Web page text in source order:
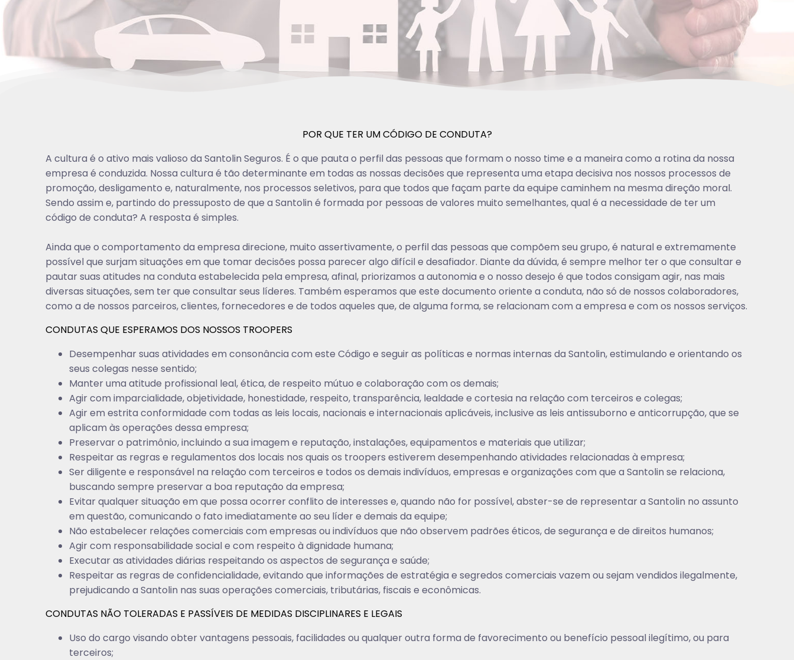
POR QUE TER UM CÓDIGO DE CONDUTA?
A cultura é o ativo mais valioso da Santolin Seguros. É o que pauta o perfil das pessoas que formam o nosso time e a maneira como a rotina da nossa
empresa é conduzida. Nossa cultura é tão determinante em todas as nossas decisões que representa uma etapa decisiva nos nossos processos de
promoção, desligamento e, naturalmente, nos processos seletivos, para que todos que façam parte da equipe caminhem na mesma direção moral.
Sendo assim e, partindo do pressuposto de que a Santolin é formada por pessoas de valores muito semelhantes, qual é a necessidade de ter um
código de conduta? A resposta é simples.
Ainda que o comportamento da empresa direcione, muito assertivamente, o perfil das pessoas que compõem seu grupo, é natural e extremamente
possível que surjam situações em que tomar decisões possa parecer algo difícil e desafiador. Diante da dúvida, é sempre melhor ter o que consultar e
pautar suas atitudes na conduta estabelecida pela empresa, afinal, priorizamos a autonomia e o nosso desejo é que todos consigam agir, nas mais
diversas situações, sem ter que consultar seus líderes. Também esperamos que este documento oriente a conduta, não só de nossos colaboradores,
como a de nossos parceiros, clientes, fornecedores e de todos aqueles que, de alguma forma, se relacionam com a empresa e com os nossos serviços.
CONDUTAS QUE ESPERAMOS DOS NOSSOS TROOPERS
Desempenhar suas atividades em consonância com este Código e seguir as políticas e normas internas da Santolin, estimulando e orientando os
seus colegas nesse sentido;
Manter uma atitude profissional leal, ética, de respeito mútuo e colaboração com os demais;
Agir com imparcialidade, objetividade, honestidade, respeito, transparência, lealdade e cortesia na relação com terceiros e colegas;
Agir em estrita conformidade com todas as leis locais, nacionais e internacionais aplicáveis, inclusive as leis antissuborno e anticorrupção, que se
aplicam às operações dessa empresa;
Preservar o patrimônio, incluindo a sua imagem e reputação, instalações, equipamentos e materiais que utilizar;
Respeitar as regras e regulamentos dos locais nos quais os troopers estiverem desempenhando atividades relacionadas à empresa;
Ser diligente e responsável na relação com terceiros e todos os demais indivíduos, empresas e organizações com que a Santolin se relaciona,
buscando sempre preservar a boa reputação da empresa;
Evitar qualquer situação em que possa ocorrer conflito de interesses e, quando não for possível, abster-se de representar a Santolin no assunto
em questão, comunicando o fato imediatamente ao seu líder e demais da equipe;
Não estabelecer relações comerciais com empresas ou indivíduos que não observem padrões éticos, de segurança e de direitos humanos;
Agir com responsabilidade social e com respeito à dignidade humana;
Executar as atividades diárias respeitando os aspectos de segurança e saúde;
Respeitar as regras de confidencialidade, evitando que informações de estratégia e segredos comerciais vazem ou sejam vendidos ilegalmente,
prejudicando a Santolin nas suas operações comerciais, tributárias, fiscais e econômicas.
CONDUTAS NÃO TOLERADAS E PASSÍVEIS DE MEDIDAS DISCIPLINARES E LEGAIS
Uso do cargo visando obter vantagens pessoais, facilidades ou qualquer outra forma de favorecimento ou benefício pessoal ilegítimo, ou para
terceiros;